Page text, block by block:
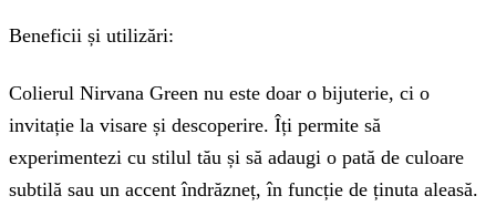
Beneficii și utilizări:
Colierul Nirvana Green nu este doar o bijuterie, ci o
invitație la visare și descoperire. Îți permite să
experimentezi cu stilul tău și să adaugi o pată de culoare
subtilă sau un accent îndrăzneț, în funcție de ținuta aleasă.